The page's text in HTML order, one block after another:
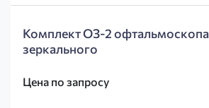
Комплект ОЗ-2 офтальмоскопа
зеркального
Цена по запросу